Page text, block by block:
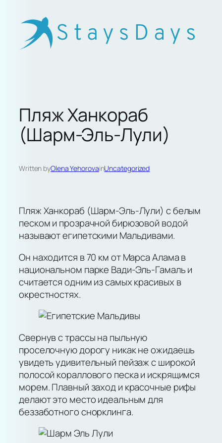
content
Пляж Ханкораб
(Шарм-Эль-Лули)
Written byOlena YehorovainUncategorized
Пляж Ханкораб (Шарм-Эль-Лули) с белым
песком и прозрачной бирюзовой водой
называют египетскими Мальдивами.
Он находится в 70 км от Марса Алама в
национальном парке Вади-Эль-Гамаль и
считается одним из самых красивых в
окрестностях.
Свернув с трассы на пыльную
проселочную дорогу никак не ожидаешь
увидеть удивительный пейзаж с широкой
полосой кораллового песка и искрящимся
морем. Плавный заход и красочные рифы
делают это место идеальным для
беззаботного снорклинга.